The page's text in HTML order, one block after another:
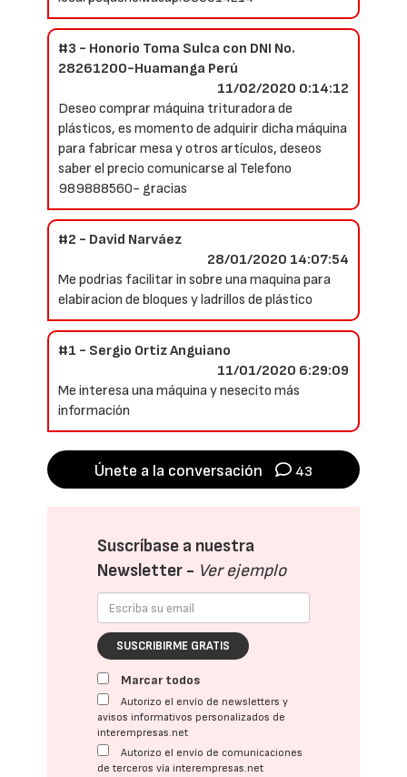
#3 - Honorio Toma Sulca con DNI No.
28261200-Huamanga Perú
11/02/2020 0:14:12
Deseo comprar máquina trituradora de
plásticos, es momento de adquirir dicha máquina
para fabricar mesa y otros artículos, deseos
saber el precio comunicarse al Telefono
989888560- gracias
#2 - David Narváez
28/01/2020 14:07:54
Me podrias facilitar in sobre una maquina para
elabiracion de bloques y ladrillos de plástico
#1 - Sergio Ortiz Anguiano
11/01/2020 6:29:09
Me interesa una máquina y nesecito más
información
Únete a la conversación 43
Suscríbase a nuestra
Newsletter - Ver ejemplo
SUSCRIBIRME GRATIS
Marcar todos
Autorizo el envío de newsletters y
avisos informativos personalizados de
interempresas.net
Autorizo el envío de comunicaciones
de terceros vía interempresas.net